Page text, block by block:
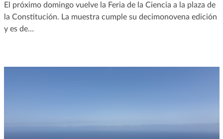
El próximo domingo vuelve la Feria de la Ciencia a la plaza de
la Constitución. La muestra cumple su decimonovena edición
y es de…